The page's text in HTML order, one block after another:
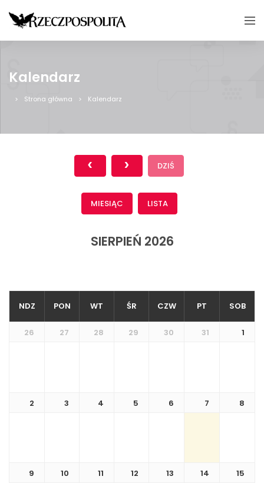
Kalendarz
Strona główna Kalendarz
DZIŚ
MIESIĄC LISTA
SIERPIEŃ 2026
NDZ PON WT ŚR CZW PT SOB
26 27 28 29 30 31 1
2 3 4 5 6 7 8
9 10 11 12 13 14 15